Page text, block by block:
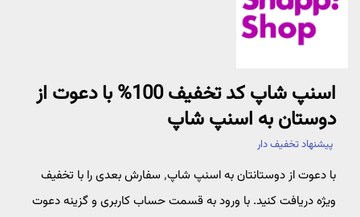
اسنپ شاپ کد تخفیف 100% با دعوت از
دوستان به اسنپ شاپ
پیشنهاد تخفیف دار
با دعوت از دوستانتان به اسنپ شاپ٬ سفارش بعدی را با تخفیف
ویژه دریافت کنید. با ورود به قسمت حساب کاربری و گزینه دعوت